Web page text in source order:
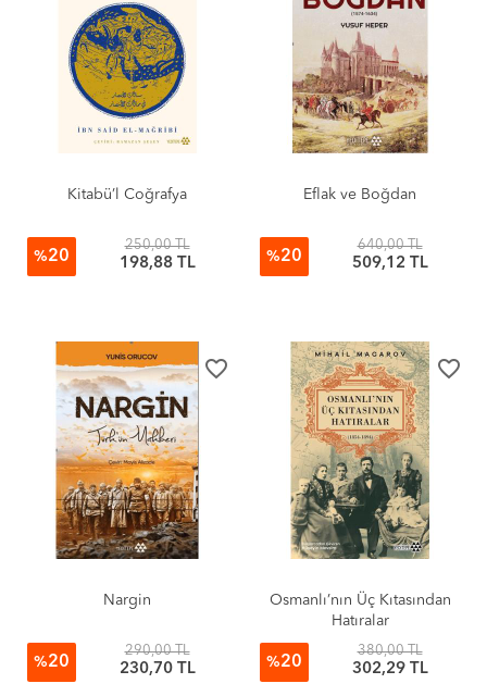
Kitabü’l Coğrafya
%20
250,00 TL
198,88 TL
Eflak ve Boğdan
%20
640,00 TL
509,12 TL
favorite_border
Nargin
%20
290,00 TL
230,70 TL
favorite_border
Osmanlı’nın Üç Kıtasından
Hatıralar
%20
380,00 TL
302,29 TL